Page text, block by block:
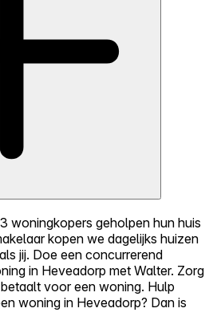
woningkopers geholpen hun huis
kopen we dagelijks huizen
jij. Doe een concurrerend
in Heveadorp met Walter. Zorg
voor een woning. Hulp
woning in Heveadorp? Dan is